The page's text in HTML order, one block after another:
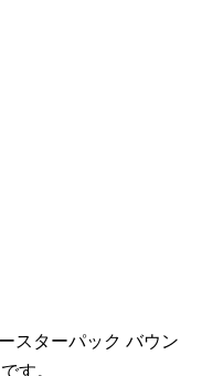
スターパック バウン
す。